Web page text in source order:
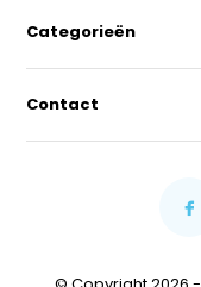
Categorieën
Contact